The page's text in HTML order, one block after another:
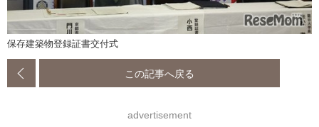
保存建築物登録証書交付式
この記事へ戻る
advertisement